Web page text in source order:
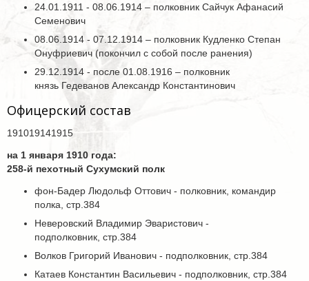
24.01.1911 - 08.06.1914 – полковник Сайчук Афанасий
Семенович
08.06.1914 - 07.12.1914 – полковник Кудленко Степан
Онуфриевич (покончил с собой после ранения)
29.12.1914 - после 01.08.1916 – полковник
князь Гедеванов Александр Константинович
Офицерский состав
191019141915
на 1 января 1910 года:
258-й пехотный Сухумский полк
фон-Бадер Людольф Оттович - полковник, командир
полка, стр.384
Неверовский Владимир Эваристович -
подполковник, стр.384
Волков Григорий Иванович - подполковник, стр.384
Катаев Константин Васильевич - подполковник, стр.384